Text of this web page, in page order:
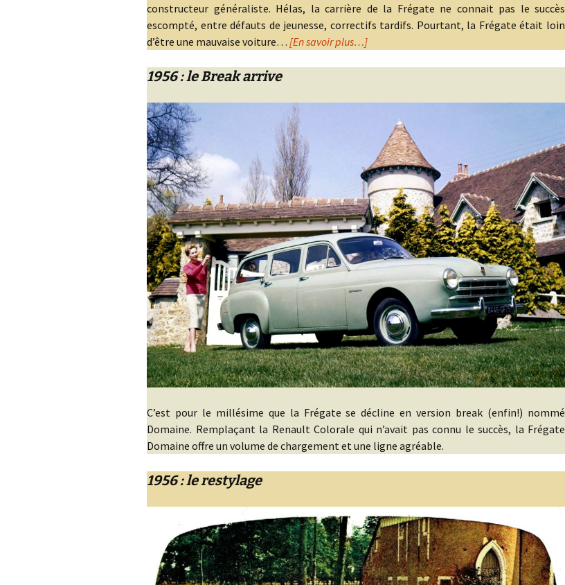
constructeur généraliste. Hélas, la carrière de la Frégate ne connait pas le succès
escompté, entre défauts de jeunesse, correctifs tardifs. Pourtant, la Frégate était loin
d’être une mauvaise voiture… [En savoir plus…]
1956 : le Break arrive
C’est pour le millésime que la Frégate se décline en version break (enfin!) nommé
Domaine. Remplaçant la Renault Colorale qui n’avait pas connu le succès, la Frégate
Domaine offre un volume de chargement et une ligne agréable.
1956 : le restylage